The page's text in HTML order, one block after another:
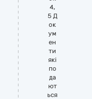
4,
5 Д
ок
ум
ен
ти
які
по
да
ют
ься